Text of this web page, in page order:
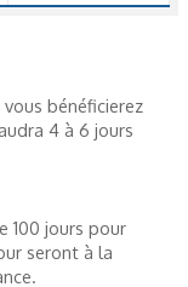
bénéficierez
4 à 6 jours
100 jours pour
seront à la